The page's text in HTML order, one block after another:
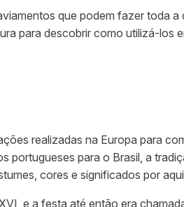
que podem fazer toda a
para descobrir como utilizá-los
realizadas na Europa para
portugueses para o Brasil, a
cores e significados por
e a festa até então era